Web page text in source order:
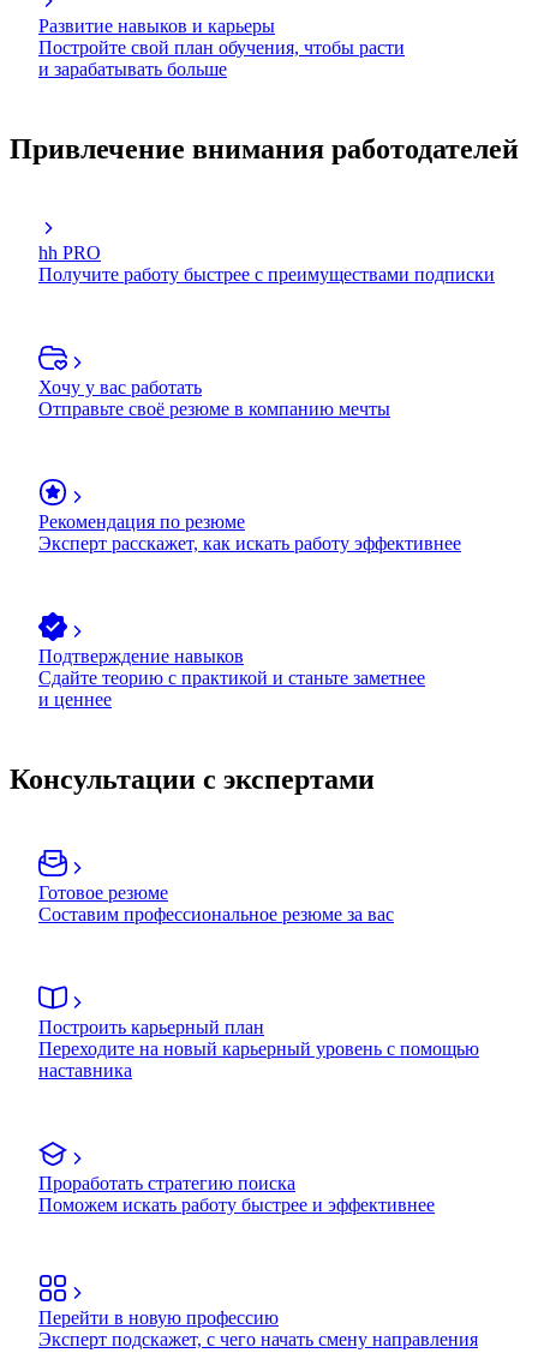
Развитие навыков и карьеры
Постройте свой план обучения, чтобы расти
и зарабатывать больше
Привлечение внимания работодателей
hh PRO
Получите работу быстрее с преимуществами подписки
Хочу у вас работать
Отправьте своё резюме в компанию мечты
Рекомендация по резюме
Эксперт расскажет, как искать работу эффективнее
Подтверждение навыков
Сдайте теорию с практикой и станьте заметнее
и ценнее
Консультации с экспертами
Готовое резюме
Составим профессиональное резюме за вас
Построить карьерный план
Переходите на новый карьерный уровень с помощью
наставника
Проработать стратегию поиска
Поможем искать работу быстрее и эффективнее
Перейти в новую профессию
Эксперт подскажет, с чего начать смену направления